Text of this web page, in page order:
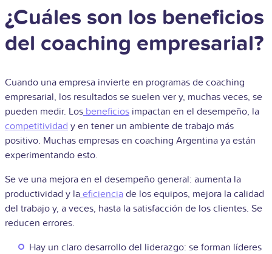
¿Cuáles son los beneficios
del coaching empresarial?
Cuando una empresa invierte en programas de coaching
empresarial, los resultados se suelen ver y, muchas veces, se
pueden medir. Los beneficios impactan en el desempeño, la
competitividad y en tener un ambiente de trabajo más
positivo. Muchas empresas en coaching Argentina ya están
experimentando esto.
Se ve una mejora en el desempeño general: aumenta la
productividad y la eficiencia de los equipos, mejora la calidad
del trabajo y, a veces, hasta la satisfacción de los clientes. Se
reducen errores.
Hay un claro desarrollo del liderazgo: se forman líderes